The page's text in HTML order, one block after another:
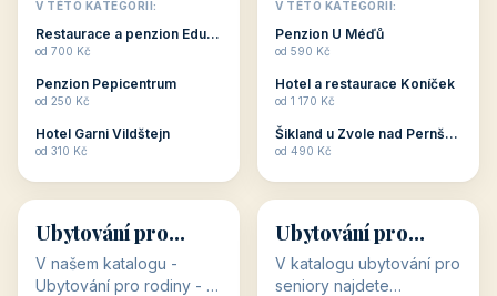
dovolenou přímo
souvisejí. Aktivní
odpočinek jso...
V TÉTO KATEGORII:
Restaurace a penzion Eduard
od 700 Kč
Penzion Pepicentrum
od 250 Kč
Hotel Garni Vildštejn
od 310 Kč
cenově dostupné
ubytování v ČR. Budete
c...
V TÉTO KATEGORII:
Penzion U Méďů
od 590 Kč
Hotel a restaurace Koníček
od 1 170 Kč
Šikland u Zvole nad Pernštejnem
od 490 Kč
👨‍👩‍👧‍👦
👨‍👩‍👧‍👦
34 objektů
Ubytování pro
rodiny
V našem katalogu -
Ubytování pro rodiny -
🧓
🧓
33 objektů
Ubytování pro
seniory
V katalogu ubytování pro
seniory najdete